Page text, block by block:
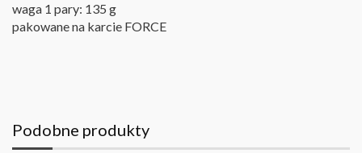
waga 1 pary: 135 g
pakowane na karcie FORCE
Podobne produkty